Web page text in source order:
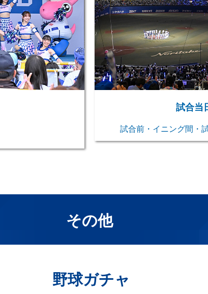
試合当
試合前・イニング間・
その他
野球ガチャ